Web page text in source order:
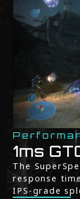
1ms
The
response
IPS-grade